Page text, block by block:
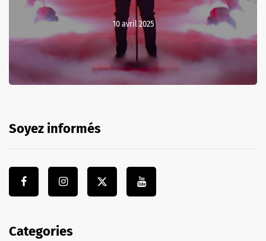
10 avril 2025
Soyez informés
Categories